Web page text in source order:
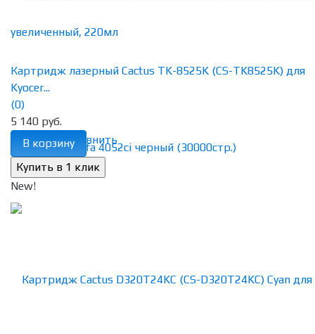
избранное сравнить
Картридж лазерный Cactus TK-8525K (CS-TK8525K) для
Kyocer...
(0)
5 140 руб.
В корзину
New!